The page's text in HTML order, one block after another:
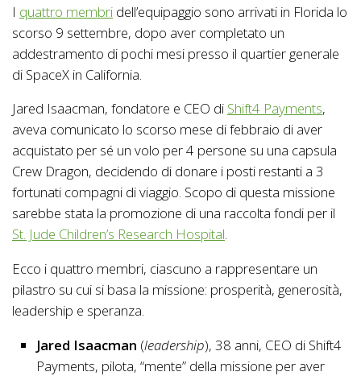
I quattro membri dell’equipaggio sono arrivati in Florida lo
scorso 9 settembre, dopo aver completato un
addestramento di pochi mesi presso il quartier generale
di SpaceX in California.
Jared Isaacman, fondatore e CEO di Shift4 Payments,
aveva comunicato lo scorso mese di febbraio di aver
acquistato per sé un volo per 4 persone su una capsula
Crew Dragon, decidendo di donare i posti restanti a 3
fortunati compagni di viaggio. Scopo di questa missione
sarebbe stata la promozione di una raccolta fondi per il
St. Jude Children’s Research Hospital.
Ecco i quattro membri, ciascuno a rappresentare un
pilastro su cui si basa la missione: prosperità, generosità,
leadership e speranza.
Jared Isaacman (leadership), 38 anni, CEO di Shift4
Payments, pilota, “mente” della missione per aver